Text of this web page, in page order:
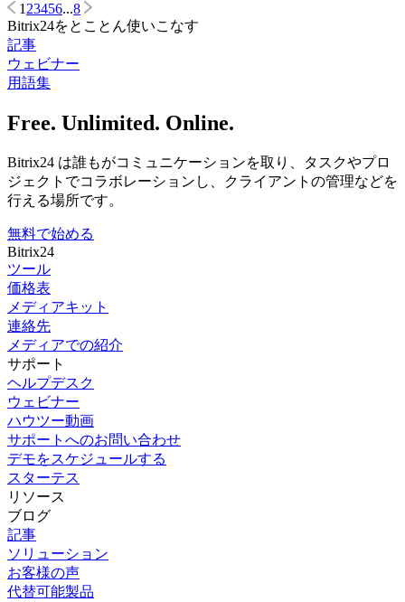
123456...8
Bitrix24をとことん使いこなす
記事
ウェビナー
用語集
Free. Unlimited. Online.
Bitrix24 は誰もがコミュニケーションを取り、タスクやプロ
ジェクトでコラボレーションし、クライアントの管理などを
行える場所です。
無料で始める
Bitrix24
ツール
価格表
メディアキット
連絡先
メディアでの紹介
サポート
ヘルプデスク
ウェビナー
ハウツー動画
サポートへのお問い合わせ
デモをスケジュールする
スターテス
リソース
ブログ
記事
ソリューション
お客様の声
代替可能製品